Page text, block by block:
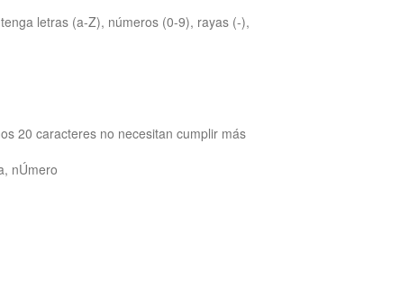
letras (a-Z), números (0-9), rayas (-),
20 caracteres no necesitan cumplir más
nÚmero